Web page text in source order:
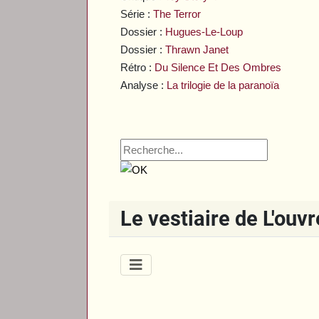
Série :The Terror
Dossier : Hugues-Le-Loup
Dossier :Thrawn Janet
Rétro : Du Silence Et Des Ombres
Analyse : La trilogie de la paranoïa
Le vestiaire de